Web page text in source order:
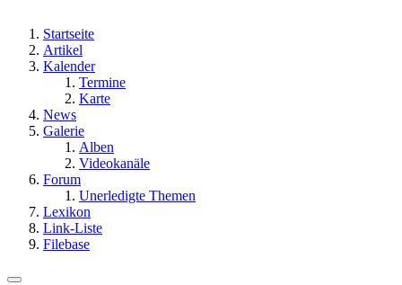
Startseite
Artikel
Kalender
Termine
Karte
News
Galerie
Alben
Videokanäle
Forum
Unerledigte Themen
Lexikon
Link-Liste
Filebase